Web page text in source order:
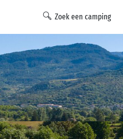
Zoek een camping